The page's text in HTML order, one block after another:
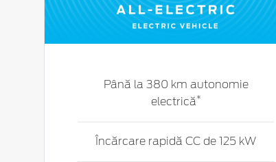
Până la 380 km autonomie
electrică*
Încărcare rapidă CC de 125 kW